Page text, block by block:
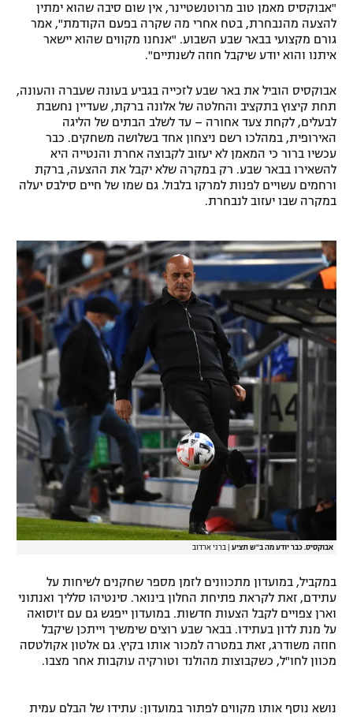
הצטרפות לחבילת הערוצים
תגיות
המגזין
"אבוקסיס מאמן טוב מרוטנשטיינר, אין שום סיבה שהוא ימתין
להצעה מהנבחרת, בטח אחרי מה שקרה בפעם הקודמת", אמר
גורם מקצועי בבאר שבע השבוע. "אנחנו מקווים שהוא יישאר
איתנו והוא יודע שיקבל חוזה לשנתיים".
אבוקסיס הוביל את באר שבע לזכייה בגביע בעונה שעברה והעונה,
תחת קיצוץ בתקציב והחלטה של אלונה ברקת, שעדיין נחשבת
לבעלים, לקחת צעד אחורה – עד לשלב הבתים של הליגה
האירופית, במהלכו רשם ניצחון אחד בשלושה משחקים. כבר
עכשיו ברור כי המאמן לא יעזוב לקבוצה אחרת והנטייה היא
להשאירו בבאר שבע. רק במקרה שלא יקבל את ההצעה, ברקת
ורחמים עשויים לפנות למרקו בלבול. גם שמו של חיים סילבס יעלה
במקרה שבו יעזוב לנבחרת.
אבוקסיס. כבר יודע מה ב"ש תציע ברני ארדוב
במקביל, במועדון מתכוונים לזמן מספר שחקנים לשיחות על
עתידם, זאת לקראת פתיחת החלון בינואר. סינטיהו סלליך ואנתוני
וארן צפויים לקבל הצעות חדשות. במועדון ייפגש גם עם ז'וסואה
על מנת לדון בעתידו. בבאר שבע רוצים שימשיך וייתכן שיקבל
חוזה משודרג, זאת במטרה למכור אותו בקיץ. גם אלטון אקולטסה
מכוון לחו"ל, כשקבוצות מהולנד וטורקיה עוקבות אחר מצבו.
נושא נוסף אותו מקווים לפתור במועדון: עתידו של הבלם עמית